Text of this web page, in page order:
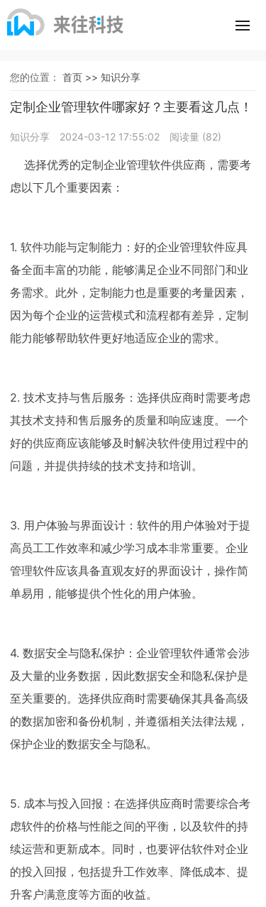
您的位置： 首页 >> 知识分享
定制企业管理软件哪家好？主要看这几点！
知识分享 2024-03-12 17:55:02 阅读量 (82)
选择优秀的定制企业管理软件供应商，需要考
虑以下几个重要因素：
1. 软件功能与定制能力：好的企业管理软件应具
备全面丰富的功能，能够满足企业不同部门和业
务需求。此外，定制能力也是重要的考量因素，
因为每个企业的运营模式和流程都有差异，定制
能力能够帮助软件更好地适应企业的需求。
2. 技术支持与售后服务：选择供应商时需要考虑
其技术支持和售后服务的质量和响应速度。一个
好的供应商应该能够及时解决软件使用过程中的
问题，并提供持续的技术支持和培训。
3. 用户体验与界面设计：软件的用户体验对于提
高员工工作效率和减少学习成本非常重要。企业
管理软件应该具备直观友好的界面设计，操作简
单易用，能够提供个性化的用户体验。
4. 数据安全与隐私保护：企业管理软件通常会涉
及大量的业务数据，因此数据安全和隐私保护是
至关重要的。选择供应商时需要确保其具备高级
的数据加密和备份机制，并遵循相关法律法规，
保护企业的数据安全与隐私。
5. 成本与投入回报：在选择供应商时需要综合考
虑软件的价格与性能之间的平衡，以及软件的持
续运营和更新成本。同时，也要评估软件对企业
的投入回报，包括提升工作效率、降低成本、提
升客户满意度等方面的收益。